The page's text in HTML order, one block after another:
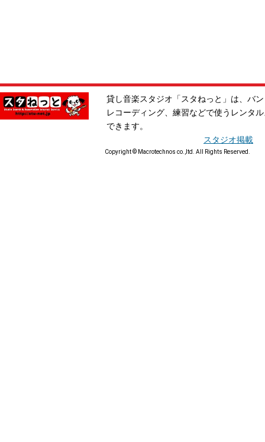
貸し音楽スタジオ「スタねっと」は、バ
レコーディング、練習などで使うレンタ
できます。
スタジオ掲載
Copyright © Macrotechnos co.,ltd. All Rights Reserved.